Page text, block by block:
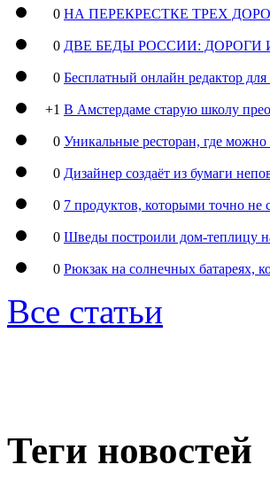
0 НА ПЕРЕКРЕСТКЕ ТРЕХ
0 ДВЕ БЕДЫ РОССИИ: ДОРОГИ
0 Бесплатный онлайн редактор
+1 В Амстердаме старую школу
0 Уникальные ресторан, где можно
0 Дизайнер создаёт из бумаги
0 7 продуктов, которыми точно
0 Шведы построили дом-теплицу
0 Рюкзак на солнечных батареях,
Все статьи
Теги новостей